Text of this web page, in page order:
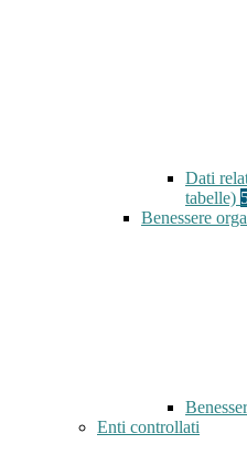
Dati
tabelle)
Benessere
Enti controllati